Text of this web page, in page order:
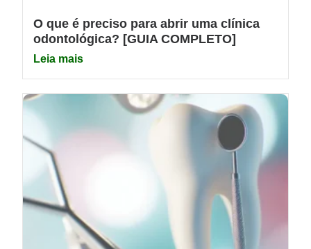
O que é preciso para abrir uma clínica
odontológica? [GUIA COMPLETO]
Leia mais